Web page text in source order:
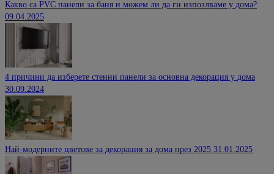
Какво са PVC панели за баня и можем ли да ги изпозлваме у дома?
09.04.2025
4 причини да изберете стенни панели за основна декорация у дома
30.09.2024
Най-модерните цветове за декорация за дома през 2025 31.01.2025